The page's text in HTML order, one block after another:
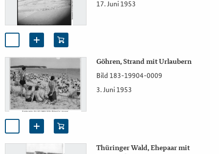
17. Juni 1953
Göhren, Strand mit Urlaubern
Bild 183-19904-0009
3. Juni 1953
Thüringer Wald, Ehepaar mit